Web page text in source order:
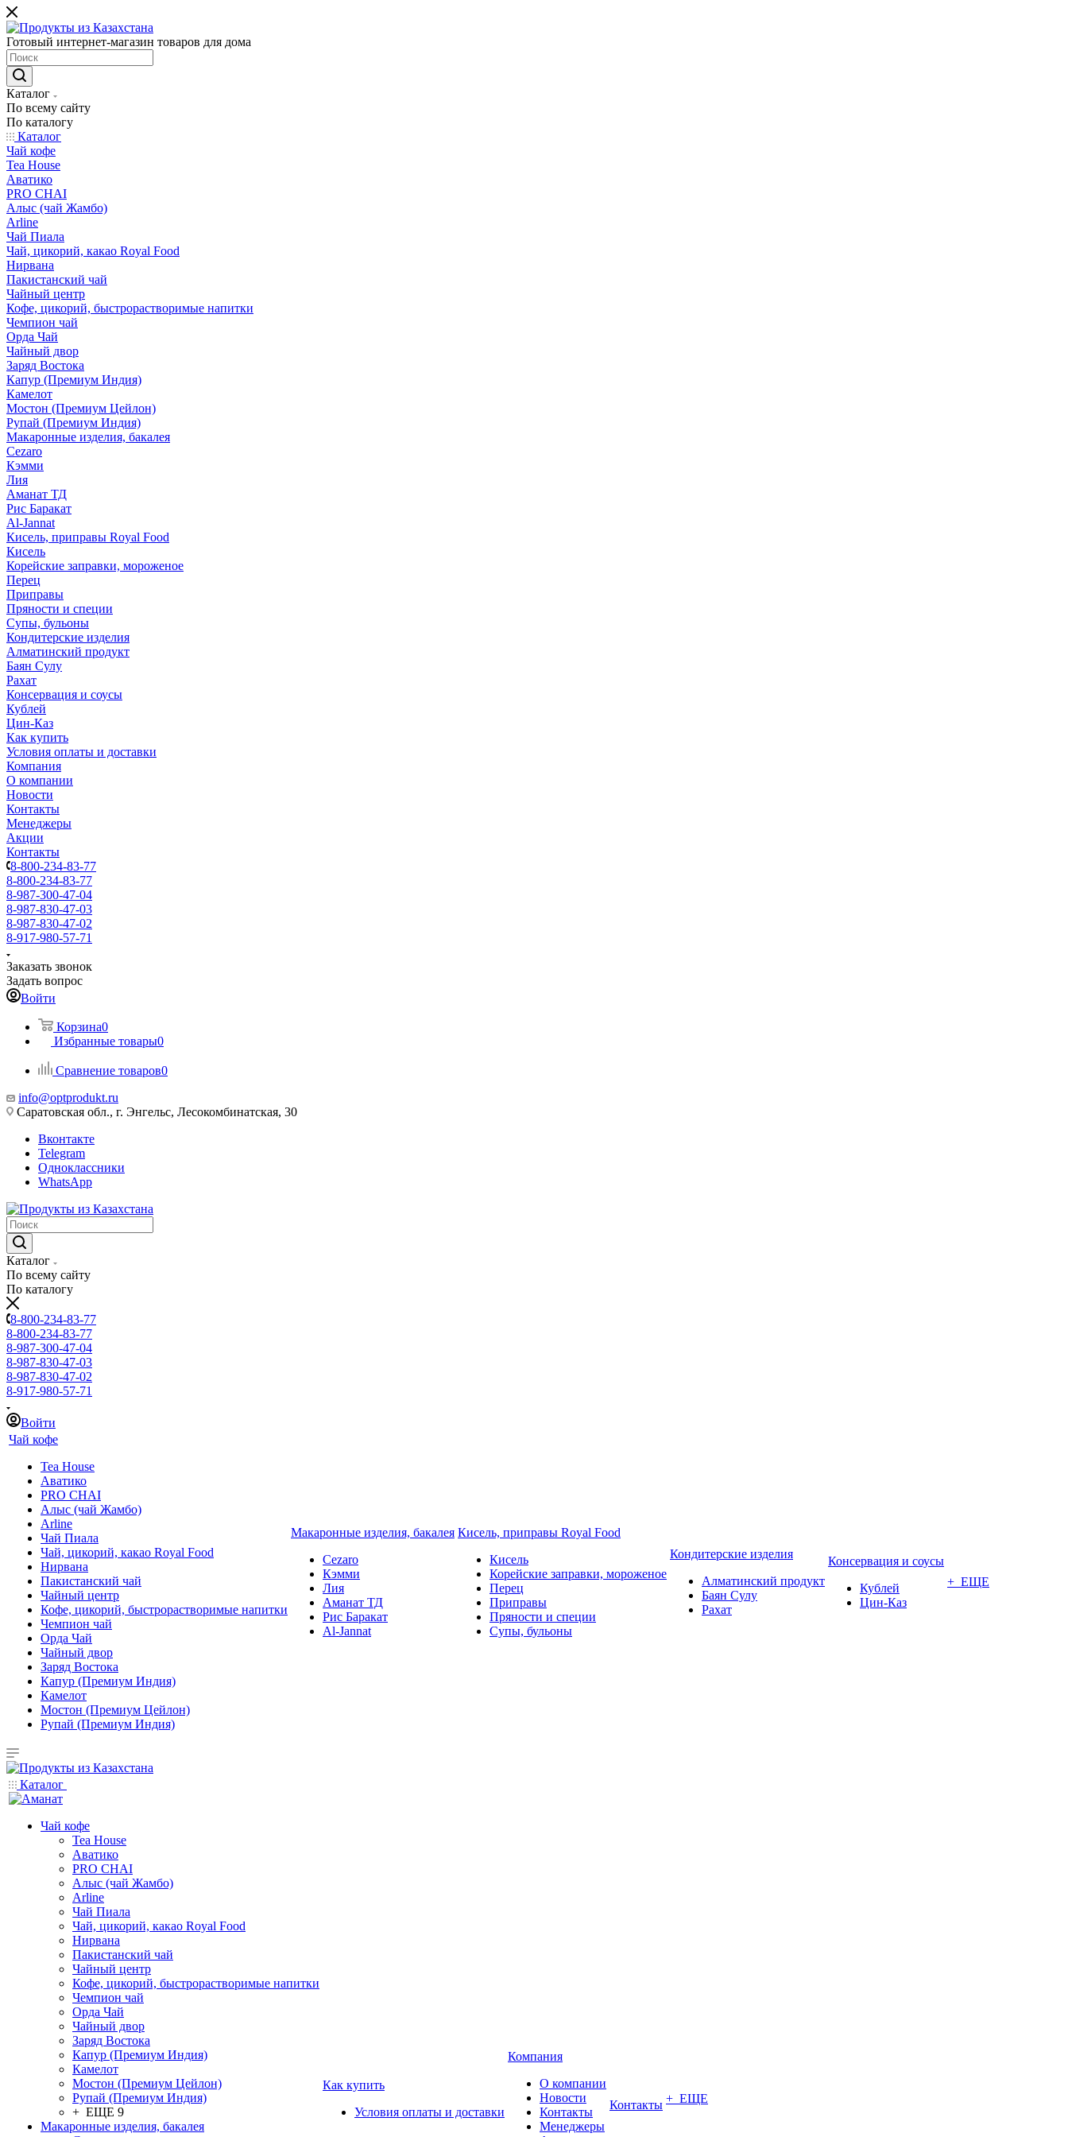
Готовый интернет-магазин товаров для дома
Каталог
По всему сайту
По каталогу
Каталог
Чай кофе
Tea House
Аватико
PRO CHAI
Алыс (чай Жамбо)
Arline
Чай Пиала
Чай, цикорий, какао Royal Food
Нирвана
Пакистанский чай
Чайный центр
Кофе, цикорий, быстрорастворимые напитки
Чемпион чай
Орда Чай
Чайный двор
Заряд Востока
Капур (Премиум Индия)
Камелот
Мостон (Премиум Цейлон)
Рупай (Премиум Индия)
Макаронные изделия, бакалея
Cezaro
Кэмми
Лия
Аманат ТД
Рис Баракат
Al-Jannat
Кисель, приправы Royal Food
Кисель
Корейские заправки, мороженое
Перец
Приправы
Пряности и специи
Супы, бульоны
Кондитерские изделия
Алматинский продукт
Баян Сулу
Рахат
Консервация и соусы
Кублей
Цин-Каз
Как купить
Условия оплаты и доставки
Компания
О компании
Новости
Контакты
Менеджеры
Акции
Контакты
8-800-234-83-77
8-800-234-83-77
8-987-300-47-04
8-987-830-47-03
8-987-830-47-02
8-917-980-57-71
Заказать звонок
Задать вопрос
Войти
Корзина0
Избранные товары0
Сравнение товаров0
info@optprodukt.ru
Саратовская обл., г. Энгельс, Лесокомбинатская, 30
Вконтакте
Telegram
Одноклассники
WhatsApp
Каталог
По всему сайту
По каталогу
8-800-234-83-77
8-800-234-83-77
8-987-300-47-04
8-987-830-47-03
8-987-830-47-02
8-917-980-57-71
Войти
Чай кофе
Tea House
Аватико
PRO CHAI
Алыс (чай Жамбо)
Arline
Чай Пиала
Чай, цикорий, какао Royal Food
Нирвана
Пакистанский чай
Чайный центр
Кофе, цикорий, быстрорастворимые напитки
Чемпион чай
Орда Чай
Чайный двор
Заряд Востока
Капур (Премиум Индия)
Камелот
Мостон (Премиум Цейлон)
Рупай (Премиум Индия)
Макаронные изделия, бакалея
Cezaro
Кэмми
Лия
Аманат ТД
Рис Баракат
Al-Jannat
Кисель, приправы Royal Food
Кисель
Корейские заправки, мороженое
Перец
Приправы
Пряности и специи
Супы, бульоны
Кондитерские изделия
Алматинский продукт
Баян Сулу
Рахат
Консервация и соусы
Кублей
Цин-Каз
+ ЕЩЕ
Каталог
Чай кофе
Tea House
Аватико
PRO CHAI
Алыс (чай Жамбо)
Arline
Чай Пиала
Чай, цикорий, какао Royal Food
Нирвана
Пакистанский чай
Чайный центр
Кофе, цикорий, быстрорастворимые напитки
Чемпион чай
Орда Чай
Чайный двор
Заряд Востока
Капур (Премиум Индия)
Камелот
Мостон (Премиум Цейлон)
Рупай (Премиум Индия)
+ ЕЩЕ 9
Макаронные изделия, бакалея
Как купить
Условия оплаты и доставки
Компания
О компании
Новости
Контакты
Менеджеры
Контакты + ЕЩЕ